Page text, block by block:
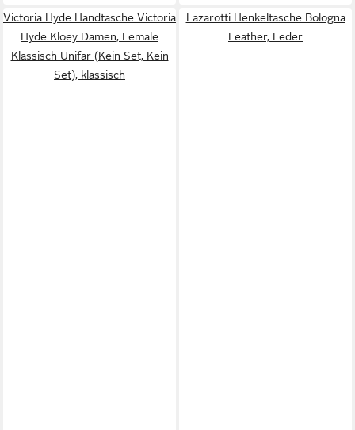
Victoria Hyde Handtasche Victoria
Hyde Kloey Damen, Female
Klassisch Unifar (Kein Set, Kein
Set), klassisch
Lazarotti Henkeltasche Bologna
Leather, Leder